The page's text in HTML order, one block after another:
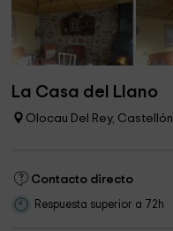
La Casa del Llano
Olocau Del Rey, Castellón
Contacto directo
Respuesta superior a 72h